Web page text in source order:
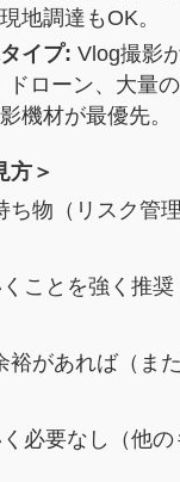
地調達もOK。
イプ: Vlog撮影
ドローン、大量
機材が最優先。
方＞
ち物（リスク管
ことを強く推
裕があれば（ま
必要なし（他の